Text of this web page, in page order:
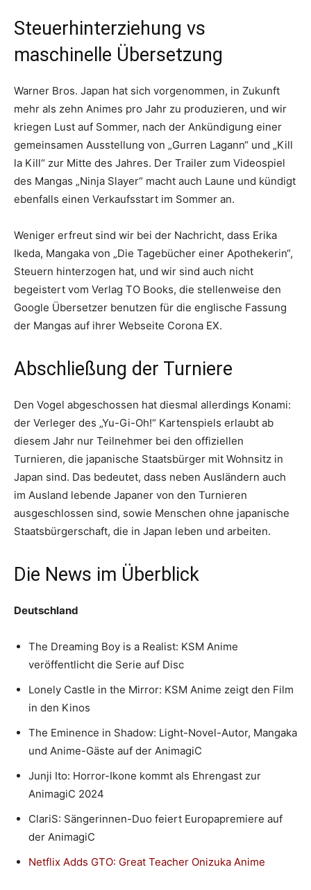
Steuerhinterziehung vs
maschinelle Übersetzung
Warner Bros. Japan hat sich vorgenommen, in Zukunft
mehr als zehn Animes pro Jahr zu produzieren, und wir
kriegen Lust auf Sommer, nach der Ankündigung einer
gemeinsamen Ausstellung von „Gurren Lagann“ und „Kill
la Kill“ zur Mitte des Jahres. Der Trailer zum Videospiel
des Mangas „Ninja Slayer“ macht auch Laune und kündigt
ebenfalls einen Verkaufsstart im Sommer an.
Weniger erfreut sind wir bei der Nachricht, dass Erika
Ikeda, Mangaka von „Die Tagebücher einer Apothekerin“,
Steuern hinterzogen hat, und wir sind auch nicht
begeistert vom Verlag TO Books, die stellenweise den
Google Übersetzer benutzen für die englische Fassung
der Mangas auf ihrer Webseite Corona EX.
Abschließung der Turniere
Den Vogel abgeschossen hat diesmal allerdings Konami:
der Verleger des „Yu-Gi-Oh!“ Kartenspiels erlaubt ab
diesem Jahr nur Teilnehmer bei den offiziellen
Turnieren, die japanische Staatsbürger mit Wohnsitz in
Japan sind. Das bedeutet, dass neben Ausländern auch
im Ausland lebende Japaner von den Turnieren
ausgeschlossen sind, sowie Menschen ohne japanische
Staatsbürgerschaft, die in Japan leben und arbeiten.
Die News im Überblick
Deutschland
The Dreaming Boy is a Realist: KSM Anime
veröffentlicht die Serie auf Disc
Lonely Castle in the Mirror: KSM Anime zeigt den Film
in den Kinos
The Eminence in Shadow: Light-Novel-Autor, Mangaka
und Anime-Gäste auf der AnimagiC
Junji Ito: Horror-Ikone kommt als Ehrengast zur
AnimagiC 2024
ClariS: Sängerinnen-Duo feiert Europapremiere auf
der AnimagiC
Netflix Adds GTO: Great Teacher Onizuka Anime